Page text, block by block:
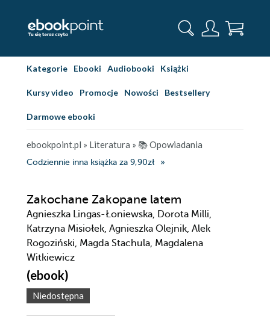
Kategorie Ebooki Audiobooki Książki
Kursy video Promocje Nowości Bestsellery
Darmowe ebooki
ebookpoint.pl » Literatura » 📚 Opowiadania
Codziennie inna książka za 9,90zł
Zakochane Zakopane latem
Agnieszka Lingas-Łoniewska, Dorota Milli,
Katrzyna Misiołek, Agnieszka Olejnik, Alek
Rogoziński, Magda Stachula, Magdalena
Witkiewicz
(ebook)
Niedostępna